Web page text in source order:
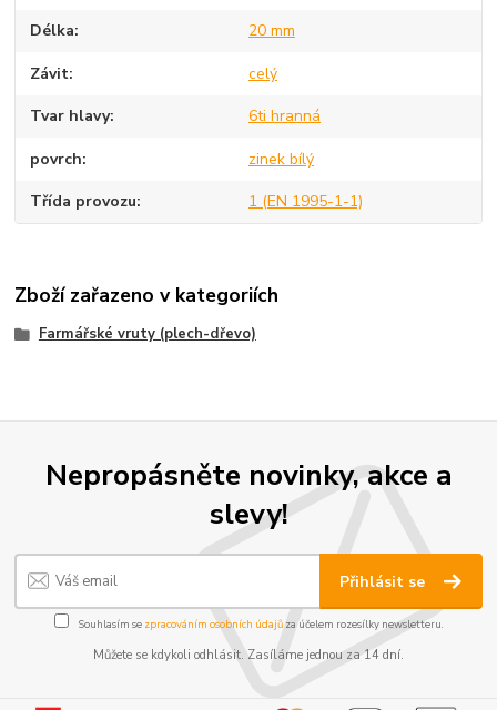
Délka 20 mm
Závit celý
Tvar hlavy 6ti hranná
povrch zinek bílý
Třída provozu 1 (EN 1995-1-1)
Zboží zařazeno v kategoriích
Farmářské vruty (plech-dřevo)
Nepropásněte novinky, akce a
slevy!
Přihlásit se
Souhlasím se zpracováním osobních údajůza účelem rozesílky newsletteru.
Můžete se kdykoli odhlásit. Zasíláme jednou za 14 dní.